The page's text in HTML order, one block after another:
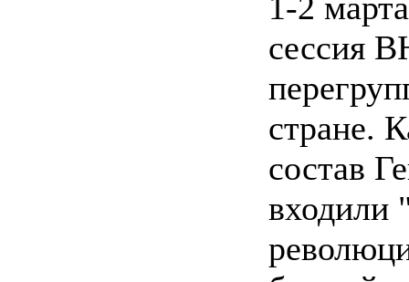
сессия
стране.
состав
входили